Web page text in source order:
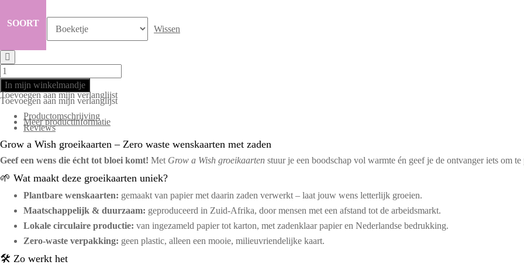
SOORT
Wissen
Groeikaarten
Grow
a
wish
vierkant
aantal
In mijn winkelmandje
Toevoegen aan mijn verlanglijst
Toevoegen aan mijn verlanglijst
Productomschrijving
Meer productinformatie
Reviews
Grow a Wish groeikaarten – Zero waste wenskaarten met zaden
Geef een wens die écht tot bloei komt! Met Grow a Wish groeikaarten stuur je een boodschap vol warmte én geef je de ontvanger iets om
🌱 Wat maakt deze groeikaarten uniek?
Plantbare wenskaarten: gemaakt van papier met daarin zaden verwerkt – laat jouw wens letterlijk groeien.
Maatschappelijk & duurzaam: geproduceerd in Zuid-Afrika, door mensen met een afstand tot de arbeidsmarkt.
Lokale circulaire productie: van ingezameld papier tot karton, met zadenklaar papier en Nederlandse bedrukking.
Zero-waste verpakking: geen plastic, alleen een mooie, milieuvriendelijke kaart.
🛠️ Zo werkt het